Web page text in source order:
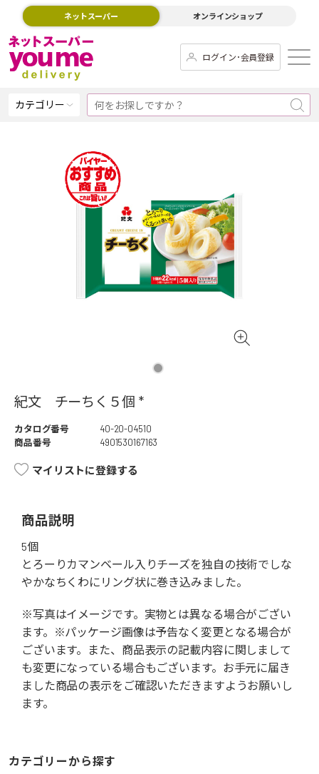
ネットスーパー オンラインショップ
ログイン･会員登録
カテゴリー
紀文 チーちく５個 *
カタログ番号
40-20-04510
商品番号
4901530167163
マイリストに登録する
商品説明
5個
とろーりカマンベール入りチーズを独自の技術でしな
やかなちくわにリング状に巻き込みました。
※写真はイメージです。実物とは異なる場合がござい
ます。※パッケージ画像は予告なく変更となる場合が
ございます。また、商品表示の記載内容に関しまして
も変更になっている場合もございます。お手元に届き
ました商品の表示をご確認いただきますようお願いし
ます。
カテゴリーから探す